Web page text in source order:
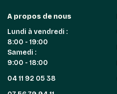
A propos de nous
Lundi à vendredi :
8:00 - 19:00
Samedi :
9:00 - 18:00
04 11 92 05 38